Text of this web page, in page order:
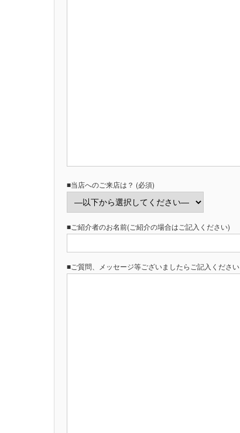
■当店へのご来店は？ (必須)
■ご紹介者のお名前(ご紹介の場合はご記入ください)
■ご質問、メッセージ等ございましたらご記入ください